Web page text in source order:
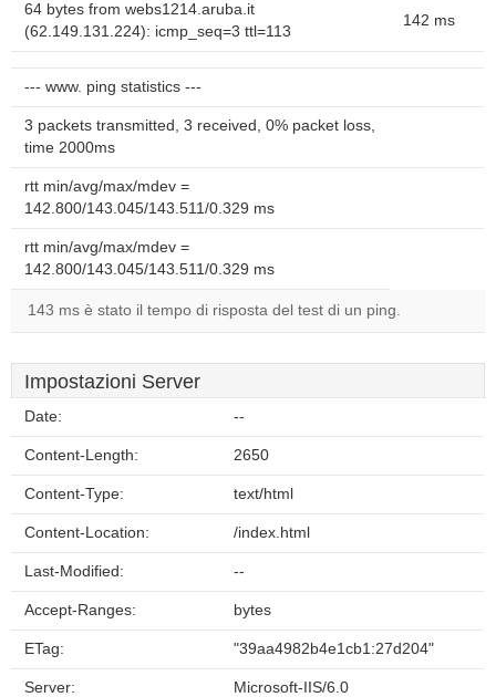
64 bytes from webs1214.aruba.it
(62.149.131.224): icmp_seq=3 ttl=113
142 ms
--- www. ping statistics ---
3 packets transmitted, 3 received, 0% packet loss,
time 2000ms
rtt min/avg/max/mdev =
142.800/143.045/143.511/0.329 ms
rtt min/avg/max/mdev =
142.800/143.045/143.511/0.329 ms
143 ms è stato il tempo di risposta del test di un ping.
Impostazioni Server
Date: --
Content-Length: 2650
Content-Type: text/html
Content-Location: /index.html
Last-Modified: --
Accept-Ranges: bytes
ETag: "39aa4982b4e1cb1:27d204"
Server: Microsoft-IIS/6.0